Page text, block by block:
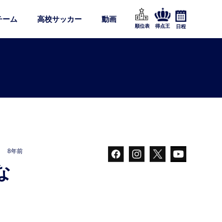
ーム 高校サッカー 動画
順位表 得点王 日程
8年前